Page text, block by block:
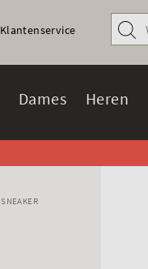
Dames Heren
Klantenservice
SNEAKER